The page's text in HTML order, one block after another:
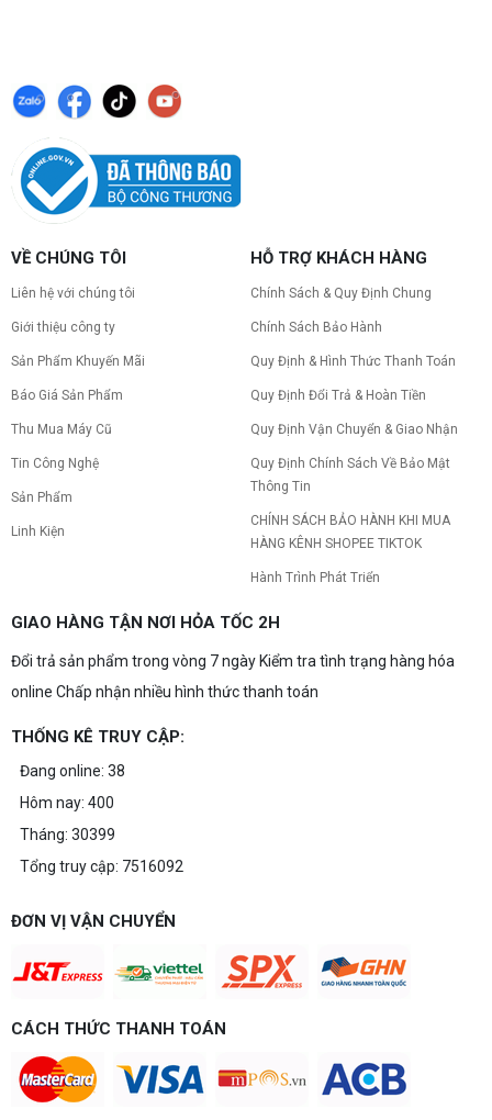
VỀ CHÚNG TÔI
Liên hệ với chúng tôi
Giới thiệu công ty
Sản Phẩm Khuyến Mãi
Báo Giá Sản Phẩm
Thu Mua Máy Cũ
Tin Công Nghệ
Sản Phẩm
Linh Kiện
HỖ TRỢ KHÁCH HÀNG
Chính Sách & Quy Định Chung
Chính Sách Bảo Hành
Quy Định & Hình Thức Thanh Toán
Quy Định Đổi Trả & Hoàn Tiền
Quy Định Vận Chuyển & Giao Nhận
Quy Định Chính Sách Về Bảo Mật
Thông Tin
CHÍNH SÁCH BẢO HÀNH KHI MUA
HÀNG KÊNH SHOPEE TIKTOK
Hành Trình Phát Triển
GIAO HÀNG TẬN NƠI HỎA TỐC 2H
Đổi trả sản phẩm trong vòng 7 ngày Kiểm tra tình trạng hàng hóa
online Chấp nhận nhiều hình thức thanh toán
THỐNG KÊ TRUY CẬP:
Đang online: 38
Hôm nay: 400
Tháng: 30399
Tổng truy cập: 7516092
ĐƠN VỊ VẬN CHUYỂN
CÁCH THỨC THANH TOÁN